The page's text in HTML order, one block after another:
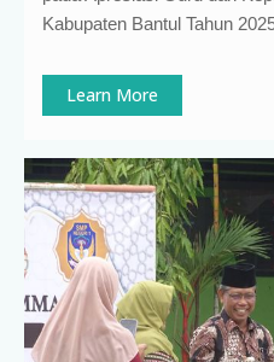
Kabupaten Bantul Tahun
Learn More